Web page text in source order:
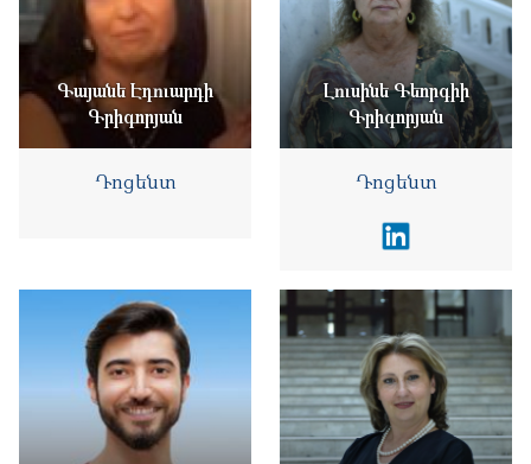
Գայանե Էդուարդի
Գրիգորյան
Դոցենտ
Լուսինե Գեորգիի
Գրիգորյան
Դոցենտ